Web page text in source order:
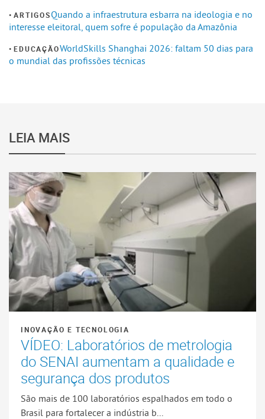
ARTIGOSQuando a infraestrutura esbarra na ideologia e no
interesse eleitoral, quem sofre é população da Amazônia
EDUCAÇÃOWorldSkills Shanghai 2026: faltam 50 dias para
o mundial das profissões técnicas
LEIA MAIS
INOVAÇÃO E TECNOLOGIA
VÍDEO: Laboratórios de metrologia
do SENAI aumentam a qualidade e
segurança dos produtos
São mais de 100 laboratórios espalhados em todo o
Brasil para fortalecer a indústria b...